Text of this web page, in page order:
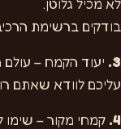
לא מכיל גלוטן.
בודקים ברשימת
3. יעוד הקמח –
עליכם לוודא שאתם
4. קמחי מקור – שימו